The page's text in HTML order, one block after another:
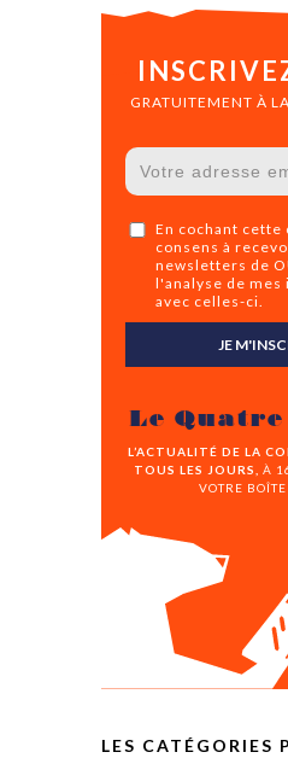
GRATUITEMENT À
En cochant cette
consens à
newsletters de
l'analyse de mes
avec celles-ci.
JE
Le Quatre
L’ACTUALITÉ DE LA
TOUS LES JOURS,
À
VOTRE BOÎTE
LES CATÉGORIES